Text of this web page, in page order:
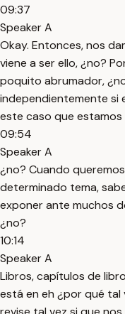
09:37
Speaker A
Okay. Entonces, nos
viene a ser ello, ¿no?
poquito abrumador,
independientemente si
este caso que
09:54
Speaker A
¿no? Cuando
determinado tema,
exponer ante muchos
¿no?
10:14
Speaker A
Libros, capítulos de
está en eh ¿por qué tal